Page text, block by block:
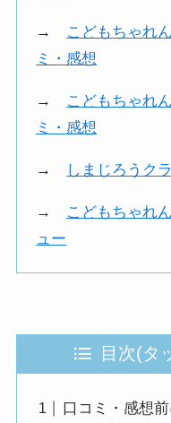
→ こどもちゃれ
ミ・感想
→ こどもちゃれ
ミ・感想
→ しまじろうク
→ こどもちゃれ
ュー
目次(タ
口コミ・感想